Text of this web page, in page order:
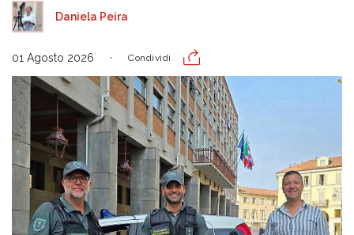
Daniela Peira
01 Agosto 2026 Condividi